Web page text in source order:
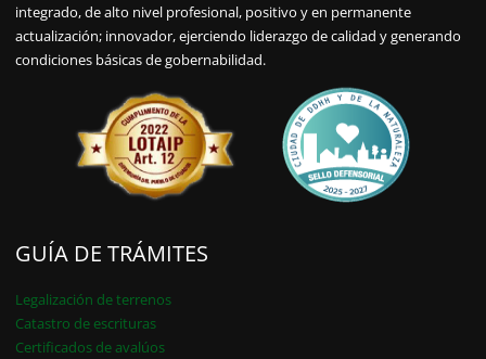
integrado, de alto nivel profesional, positivo y en permanente
actualización; innovador, ejerciendo liderazgo de calidad y generando
condiciones básicas de gobernabilidad.
GUÍA DE TRÁMITES
Legalización de terrenos
Catastro de escrituras
Certificados de avalúos